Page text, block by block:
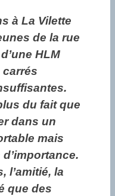
à La Vilette
de la rue
HLM
carrés
du fait que
dans un
mais
l’amitié, la
que des